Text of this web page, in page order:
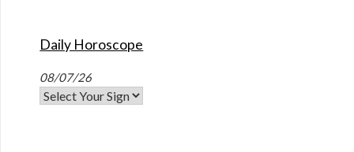
Daily Horoscope
08/07/26